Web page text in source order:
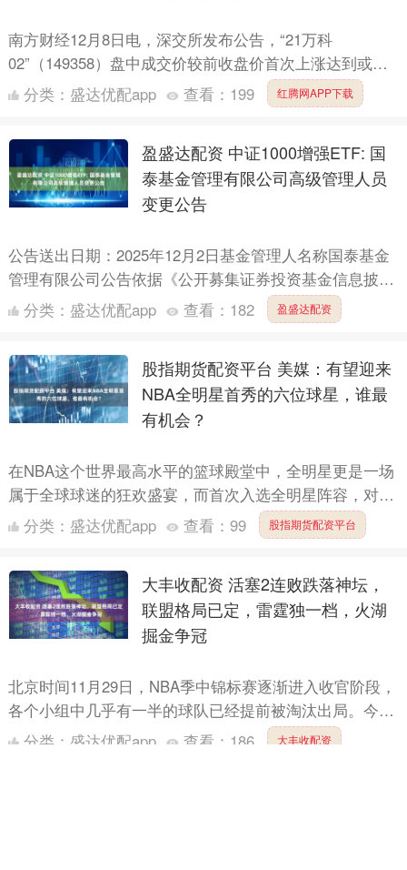
南方财经12月8日电，深交所发布公告，“21万科
02”（149358）盘中成交价较前收盘价首次上涨达到或超
过20%，根据《深圳证券交易所债券交易规则》和《关于
分类： 盛达优配app 查看： 199 红腾网APP下载
盈盛达配资 中证1000增强ETF: 国
泰基金管理有限公司高级管理人员
变更公告
公告送出日期：2025年12月2日基金管理人名称国泰基金
管理有限公司公告依据《公开募集证券投资基金信息披露
管理办法》、《证券基金经营机构董事、监事、高级管理
分类： 盛达优配app 查看： 182 盈盛达配资
股指期货配资平台 美媒：有望迎来
NBA全明星首秀的六位球星，谁最
有机会？
在NBA这个世界最高水平的篮球殿堂中，全明星更是一场
属于全球球迷的狂欢盛宴，而首次入选全明星阵容，对任
何一名球员而言，都是其职业生涯的重要里程碑，标志着
分类： 盛达优配app 查看： 99 股指期货配资平台
大丰收配资 活塞2连败跌落神坛，
联盟格局已定，雷霆独一档，火湖
掘金争冠
北京时间11月29日，NBA季中锦标赛逐渐进入收官阶段，
各个小组中几乎有一半的球队已经提前被淘汰出局。今天
的多场比赛可谓东西部的强强对话，引人关注。东部的赛
分类： 盛达优配app 查看： 186 大丰收配资